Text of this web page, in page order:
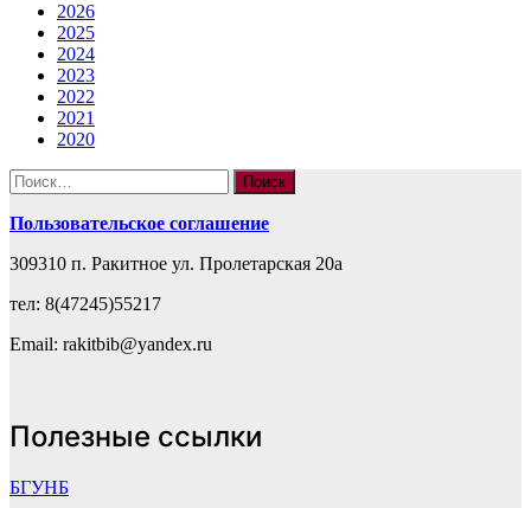
2026
2025
2024
2023
2022
2021
2020
Найти:
Пользовательское соглашение
309310 п. Ракитное ул. Пролетарская 20а
тел: 8(47245)55217
Email: rakitbib@yandex.ru
Полезные ссылки
БГУНБ